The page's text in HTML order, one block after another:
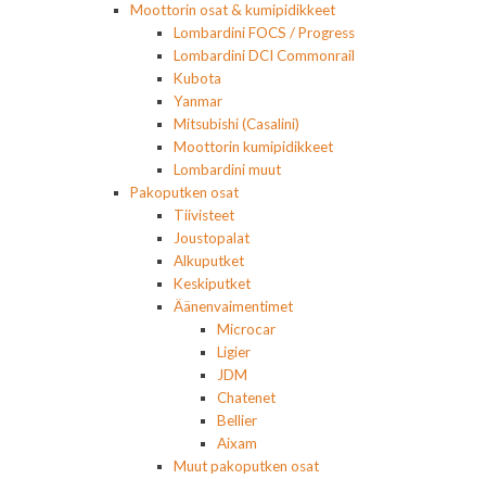
Moottorin osat & kumipidikkeet
Lombardini FOCS / Progress
Lombardini DCI Commonrail
Kubota
Yanmar
Mitsubishi (Casalini)
Moottorin kumipidikkeet
Lombardini muut
Pakoputken osat
Tiivisteet
Joustopalat
Alkuputket
Keskiputket
Äänenvaimentimet
Microcar
Ligier
JDM
Chatenet
Bellier
Aixam
Muut pakoputken osat